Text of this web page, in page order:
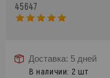
45647
Доставка: 5 дней
В наличии: 2 шт